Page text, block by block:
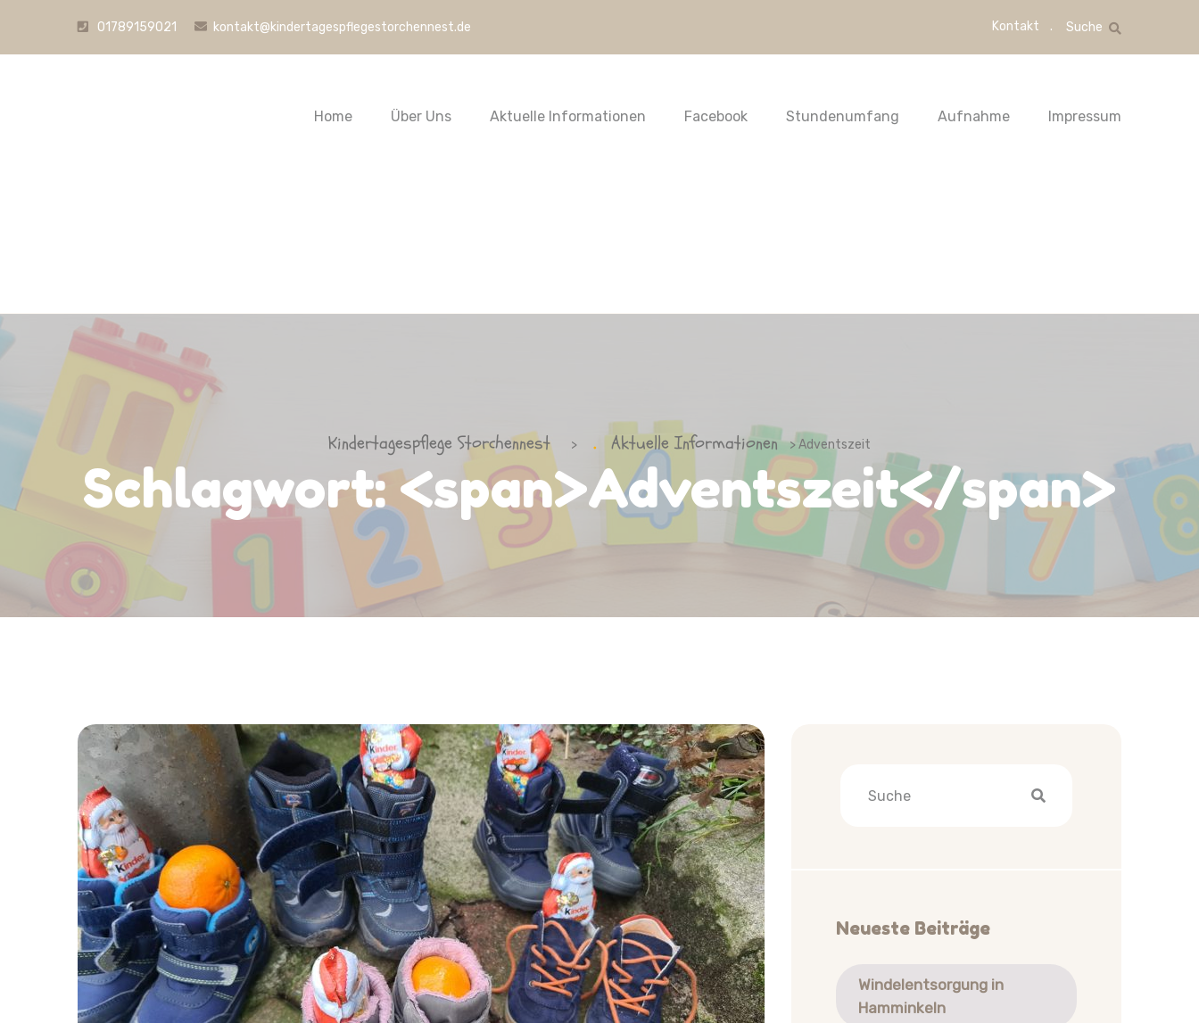
01789159021 kontakt@kindertagespflegestorchennest.de Kontakt Suche
Home Über Uns Aktuelle Informationen Facebook Stundenumfang Aufnahme Impressum
Kindertagespflege Storchennest > Aktuelle Informationen > Adventszeit
Schlagwort: <span>Adventszeit</span>
Neueste Beiträge
Windelentsorgung in
Hamminkeln